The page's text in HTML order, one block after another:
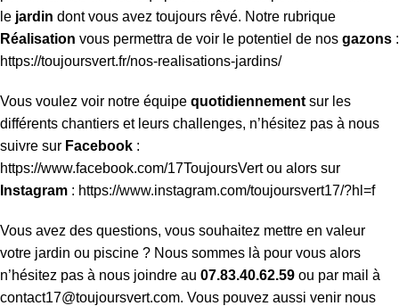
le jardin dont vous avez toujours rêvé. Notre rubrique
Réalisation vous permettra de voir le potentiel de nos gazons :
https://toujoursvert.fr/nos-realisations-jardins/
Vous voulez voir notre équipe quotidiennement sur les
différents chantiers et leurs challenges, n’hésitez pas à nous
suivre sur Facebook :
https://www.facebook.com/17ToujoursVertou alors sur
Instagram : https://www.instagram.com/toujoursvert17/?hl=f
Vous avez des questions, vous souhaitez mettre en valeur
votre jardin ou piscine ? Nous sommes là pour vous alors
n’hésitez pas à nous joindre au 07.83.40.62.59 ou par mail à
contact17@toujoursvert.com. Vous pouvez aussi venir nous